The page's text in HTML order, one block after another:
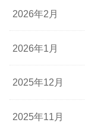
2026年2月
2026年1月
2025年12月
2025年11月